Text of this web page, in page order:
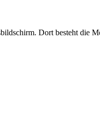
Dort besteht die